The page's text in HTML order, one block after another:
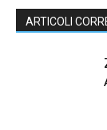
ARTICOLI